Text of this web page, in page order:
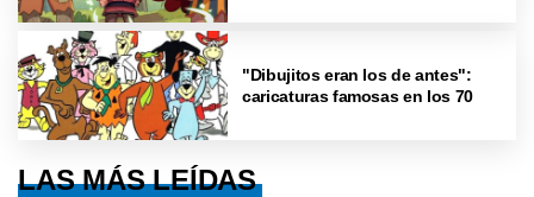
"Dibujitos eran los de antes":
caricaturas famosas en los 70
LAS MÁS LEÍDAS